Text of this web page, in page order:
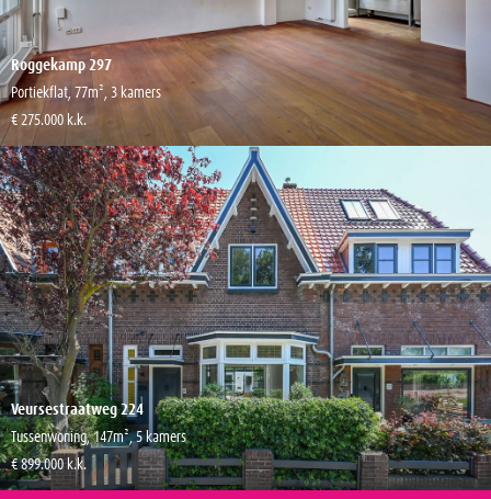
Roggekamp 297
Portiekflat, 77m², 3 kamers
€ 275.000 k.k.
Veursestraatweg 224
Tussenwoning, 147m², 5 kamers
€ 899.000 k.k.